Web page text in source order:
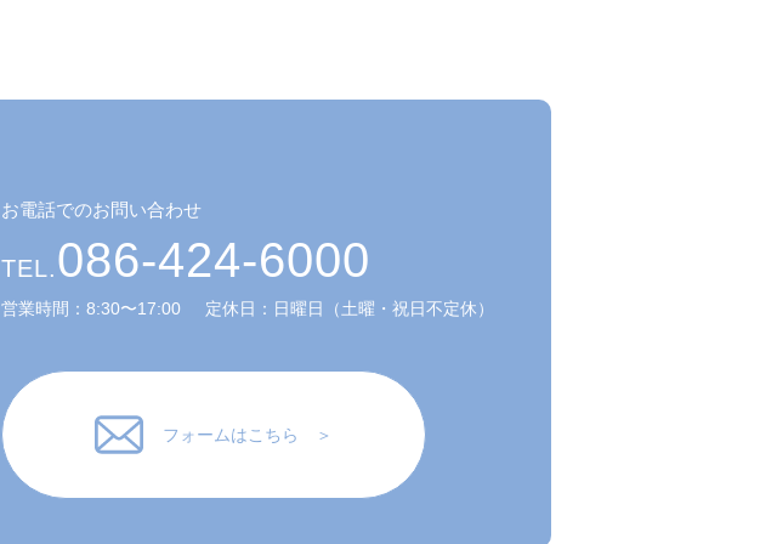
お電話でのお問い合わせ
TEL.086-424-6000
営業時間：8:30〜17:00 定休日：日曜日（土曜・祝日不定休）
フォームはこちら ＞